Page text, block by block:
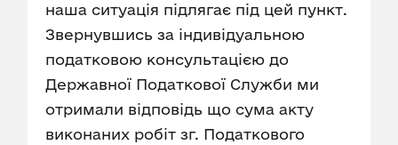
наша ситуація підлягає під цей пункт.
Звернувшись за індивідуальною
податковою консультацією до
Державної Податкової Служби ми
отримали відповідь що сума акту
виконаних робіт зг. Податкового